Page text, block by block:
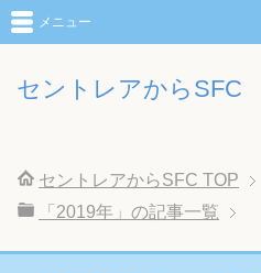
セントレアからSFC
メニュー
セントレアからSFC TOP
「2019年」の記事一覧